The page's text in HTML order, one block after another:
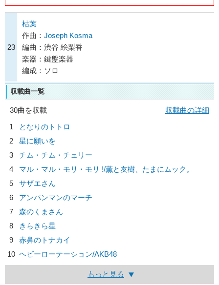
23
枯葉
作曲： Joseph Kosma
編曲：渋谷 絵梨香
楽器：鍵盤楽器
編成：ソロ
収載曲一覧
30曲を収載
収載曲の詳細
1
となりのトトロ
2
星に願いを
3
チム・チム・チェリー
4
マル・マル・モリ・モリ !/薫と友樹、たまにムック。
5
サザエさん
6
アンパンマンのマーチ
7
森のくまさん
8
きらきら星
9
赤鼻のトナカイ
10 ヘビーローテーション/AKB48
もっと見る